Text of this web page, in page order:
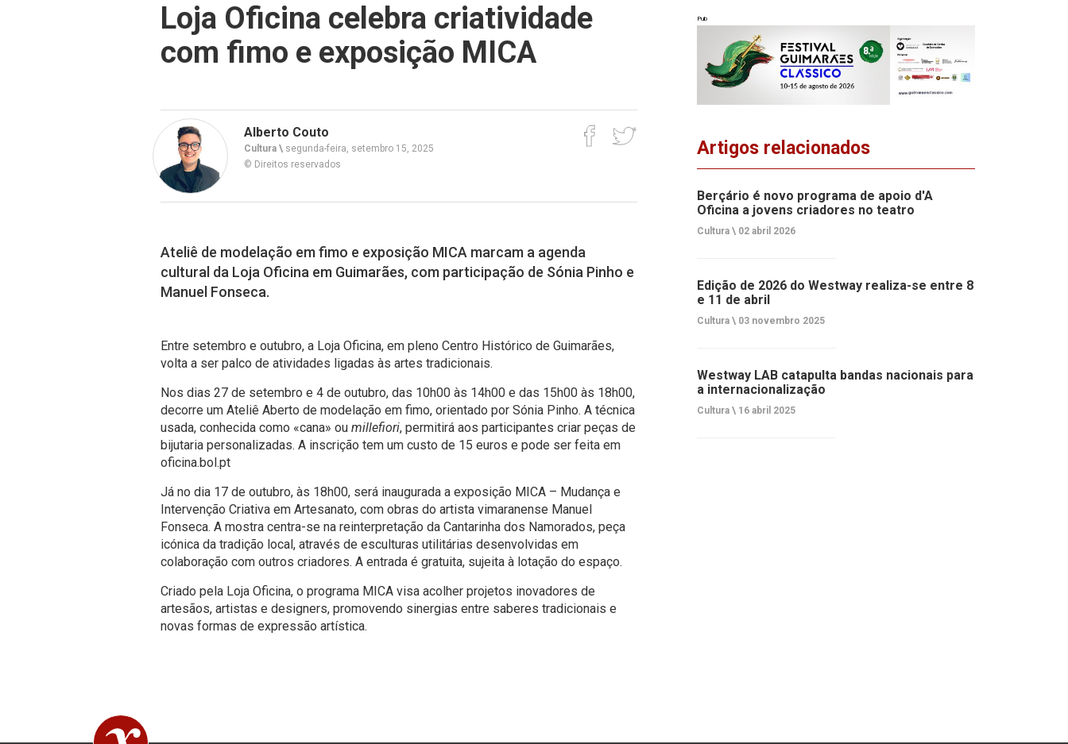
Loja Oficina celebra criatividade
com fimo e exposição MICA
Alberto Couto
Cultura \ segunda-feira, setembro 15, 2025
© Direitos reservados
Ateliê de modelação em fimo e exposição MICA marcam a agenda
cultural da Loja Oficina em Guimarães, com participação de Sónia Pinho e
Manuel Fonseca.
Entre setembro e outubro, a Loja Oficina, em pleno Centro Histórico de Guimarães,
volta a ser palco de atividades ligadas às artes tradicionais.
Nos dias 27 de setembro e 4 de outubro, das 10h00 às 14h00 e das 15h00 às 18h00,
decorre um Ateliê Aberto de modelação em fimo, orientado por Sónia Pinho. A técnica
usada, conhecida como «cana» ou millefiori, permitirá aos participantes criar peças de
bijutaria personalizadas. A inscrição tem um custo de 15 euros e pode ser feita em
oficina.bol.pt
Já no dia 17 de outubro, às 18h00, será inaugurada a exposição MICA – Mudança e
Intervenção Criativa em Artesanato, com obras do artista vimaranense Manuel
Fonseca. A mostra centra-se na reinterpretação da Cantarinha dos Namorados, peça
icónica da tradição local, através de esculturas utilitárias desenvolvidas em
colaboração com outros criadores. A entrada é gratuita, sujeita à lotação do espaço.
Criado pela Loja Oficina, o programa MICA visa acolher projetos inovadores de
artesãos, artistas e designers, promovendo sinergias entre saberes tradicionais e
novas formas de expressão artística.
Pub
Artigos relacionados
Berçário é novo programa de apoio d'A
Oficina a jovens criadores no teatro
Cultura \ 02 abril 2026
Edição de 2026 do Westway realiza-se entre 8
e 11 de abril
Cultura \ 03 novembro 2025
Westway LAB catapulta bandas nacionais para
a internacionalização
Cultura \ 16 abril 2025